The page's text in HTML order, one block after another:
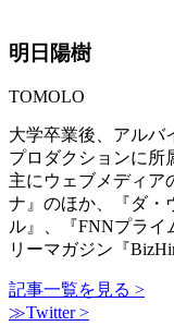
明日陽樹
TOMOLO
大学卒業後、アルバ
プロダクションに所
主にウェブメディア
ナ』のほか、『ダ・
ル』、『FNNプライ
リーマガジン『
記事一覧を見る >
≫Twitter >